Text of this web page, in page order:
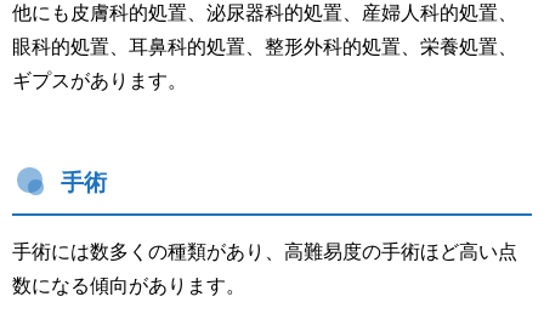
他にも皮膚科的処置、泌尿器科的処置、産婦人科的処置、
眼科的処置、耳鼻科的処置、整形外科的処置、栄養処置、
ギプスがあります。
手術
手術には数多くの種類があり、高難易度の手術ほど高い点
数になる傾向があります。